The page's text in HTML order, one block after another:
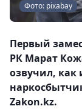
Фото: pixabay
Первый
РК Марат
озвучил, как
Zakon.kz.